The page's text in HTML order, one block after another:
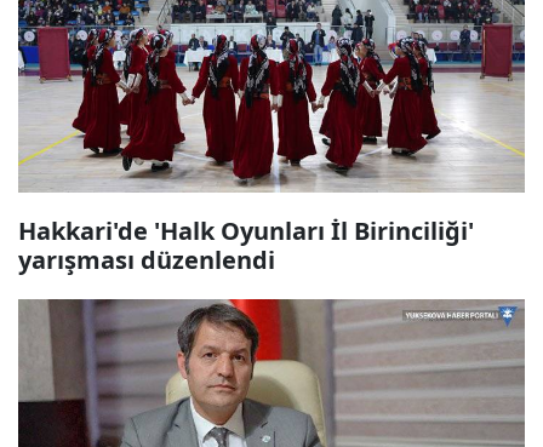
Hakkari'de 'Halk Oyunları İl Birinciliği'
yarışması düzenlendi